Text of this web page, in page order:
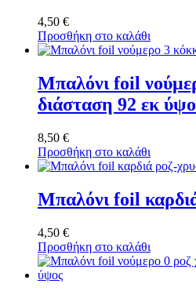
4,50 €
Προσθήκη στο καλάθι
Μπαλόνι foil
διάσταση 92 εκ
8,50 €
Προσθήκη στο καλάθι
Μπαλόνι foil
4,50 €
Προσθήκη στο καλάθι